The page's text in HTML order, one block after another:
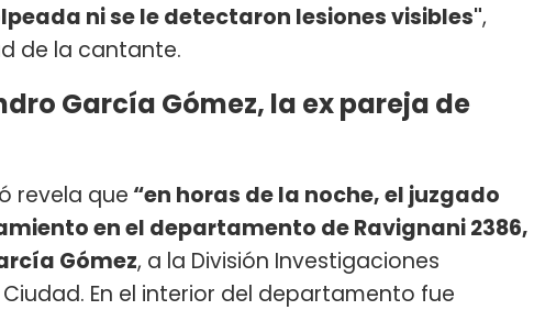
ni se le detectaron lesiones visibles",
de la cantante.
García Gómez, la ex pareja de
revela que “en horas de la noche, el juzgado
en el departamento de Ravignani 2386,
Gómez, a la División Investigaciones
En el interior del departamento fue